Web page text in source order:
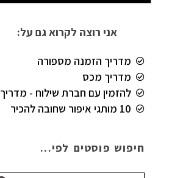
אני רוצה לקרוא גם על:
מדריך הזמנה מספורה
מדריך מכס
להזמין עם חברת שילוח - מדריך
10 מותגי איפור שחובה להכיר
חיפוש פוסטים לפי...